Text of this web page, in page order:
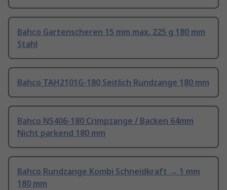
Bahco Gartenscheren 15 mm max. 225 g 180 mm
Stahl
Bahco TAH2101G-180 Seitlich Rundzange 180 mm
Bahco NS406-180 Crimpzange / Backen 64mm
Nicht parkend 180 mm
Bahco Rundzange Kombi Schneidkraft → 1 mm
180 mm